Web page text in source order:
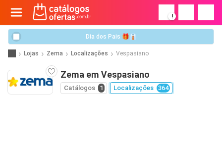
!
Dia dos Pais 🎁👔
Lojas Zema Localizações Vespasiano
Zema em Vespasiano
Catálogos 1 Localizações 364